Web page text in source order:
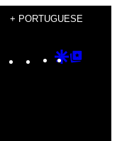
+ PORTUGUESE
Instagram
TikTok
YouTube
Google